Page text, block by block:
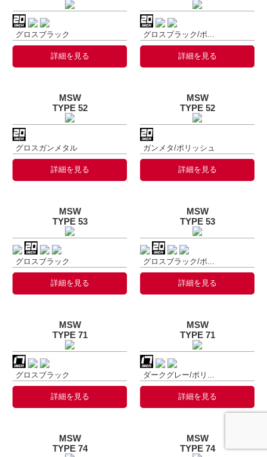
グロスブラック
詳細を見る
グロスブラック/ポ...
詳細を見る
MSW
TYPE 52
グロスガンメタル
詳細を見る
MSW
TYPE 52
ガンメタ/ポリッシュ
詳細を見る
MSW
TYPE 53
グロスブラック
詳細を見る
MSW
TYPE 53
グロスブラック/ポ...
詳細を見る
MSW
TYPE 71
グロスブラック
詳細を見る
MSW
TYPE 71
ダークグレー/ポリ...
詳細を見る
MSW
TYPE 74
MSW
TYPE 74